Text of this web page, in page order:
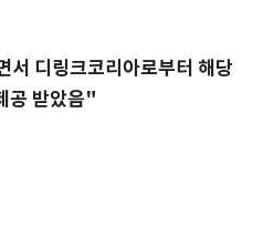
디링크코리아로부터 해당
공 받았음"